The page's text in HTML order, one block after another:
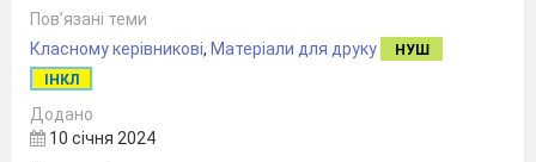
Пов’язані теми
Класному керівникові, Матеріали для друку
НУШ
ІНКЛ
Додано
10 січня 2024